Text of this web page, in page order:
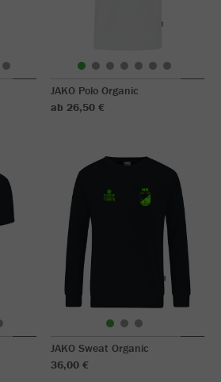
JAKO Polo Organic
ab 26,50 €
JAKO Sweat Organic
36,00 €